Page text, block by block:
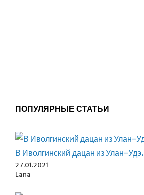
ПОПУЛЯРНЫЕ СТАТЬИ
В Иволгинский дацан из Улан-Удэ.
27.01.2021
Lana